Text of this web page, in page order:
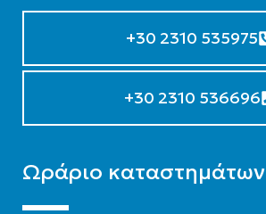
+30 2310 535975
+30 2310 536696
Ωράριο καταστημάτων